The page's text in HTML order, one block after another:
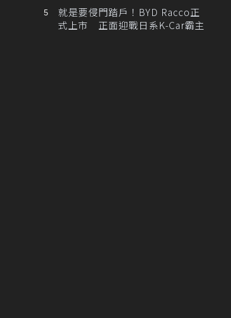
就是要侵門踏戶！BYD Racco正
式上市 正面迎戰日系K-Car霸主